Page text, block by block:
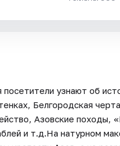
посетители узнают об
Белгородская
Азовские походы,
и т.д.На натурном